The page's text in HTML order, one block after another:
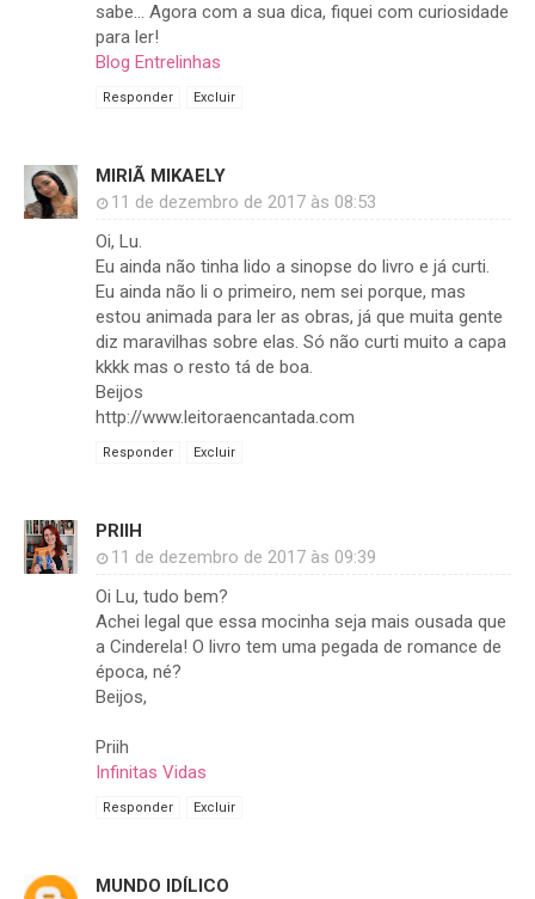
sabe... Agora com a sua dica, fiquei com curiosidade
para ler!
Blog Entrelinhas
Responder Excluir
MIRIÃ MIKAELY
11 de dezembro de 2017 às 08:53
Oi, Lu.
Eu ainda não tinha lido a sinopse do livro e já curti.
Eu ainda não li o primeiro, nem sei porque, mas
estou animada para ler as obras, já que muita gente
diz maravilhas sobre elas. Só não curti muito a capa
kkkk mas o resto tá de boa.
Beijos
http://www.leitoraencantada.com
Responder Excluir
PRIIH
11 de dezembro de 2017 às 09:39
Oi Lu, tudo bem?
Achei legal que essa mocinha seja mais ousada que
a Cinderela! O livro tem uma pegada de romance de
época, né?
Beijos,
Priih
Infinitas Vidas
Responder Excluir
MUNDO IDÍLICO